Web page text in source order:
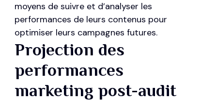
moyens de suivre et d’analyser les
performances de leurs contenus pour
optimiser leurs campagnes futures.
Projection des
performances
marketing post-audit